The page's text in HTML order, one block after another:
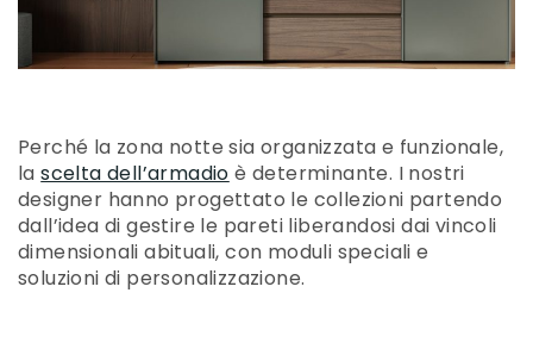
Perché la zona notte sia organizzata e funzionale,
lascelta dell’armadio è determinante. I nostri
designer hanno progettato le collezioni partendo
dall’idea di gestire le pareti liberandosi dai vincoli
dimensionali abituali, con moduli speciali e
soluzioni di personalizzazione.